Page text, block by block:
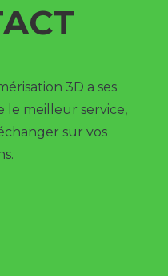
3D a ses
le meilleur service,
sur vos